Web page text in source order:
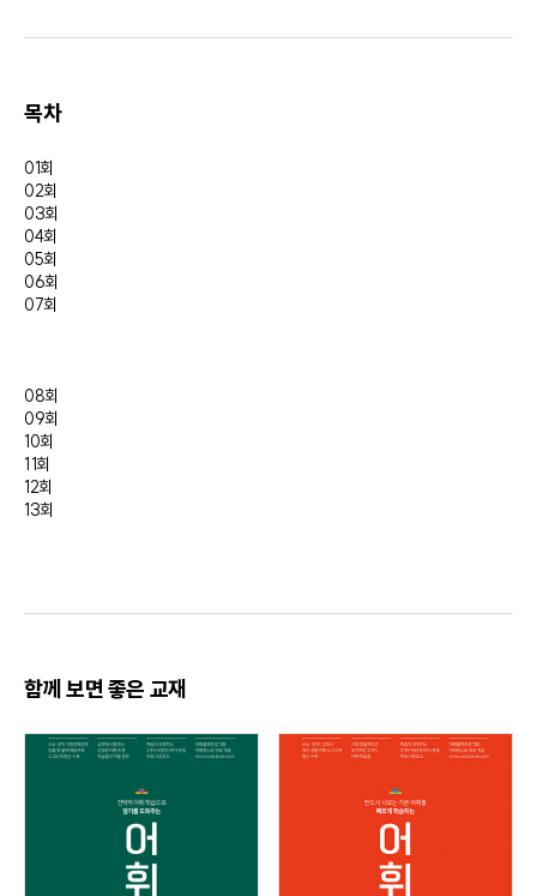
목차
01회
02회
03회
04회
05회
06회
07회
08회
09회
10회
11회
12회
13회
18회
20회
함께 보면 좋은 교재